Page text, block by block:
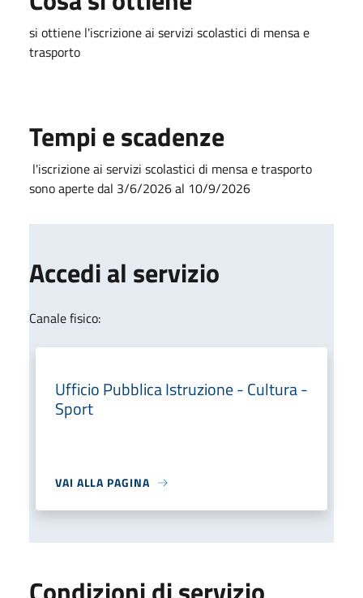
si ottiene l'iscrizione ai servizi scolastici di mensa e
trasporto
Tempi e scadenze
l'iscrizione ai servizi scolastici di mensa e trasporto
sono aperte dal 3/6/2026 al 10/9/2026
Accedi al servizio
Canale fisico:
Ufficio Pubblica Istruzione - Cultura -
Sport
VAI ALLA PAGINA